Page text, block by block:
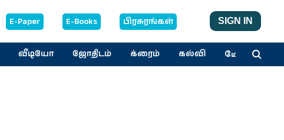
E-Paper E-Books பிரசுரங்கள் SIGN IN
வீடியோ ஜோதிடம் க்ரைம் கல்வி மேலும்